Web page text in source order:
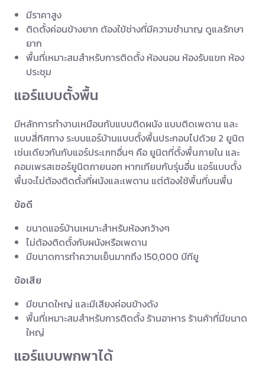
มีราคาสูง
ติดตั้งค่อนข้างยาก ต้องใข้ช่างที่มีความชำนาญ ดูแลรักษา
ยาก
พื้นที่เหมาะสมสำหรับการติดตั้ง ห้องนอน ห้องรับแขก ห้อง
ประชุม
แอร์แบบตั้งพื้น
มีหลักการทำงานเหมือนกับแบบติดผนัง แบบติดเพดาน และ
แบบสี่ทิศทาง ระบบแอร์บ้านแบบตั้งพื้นประกอบไปด้วย 2 ยูนิต
เช่นเดียวกันกับแอร์ประเภทอื่นๆ คือ ยูนิตที่ตั้งพื้นภายใน และ
คอมเพรสเซอร์ยูนิตภายนอก หากเทียบกับรุ่นอื่น แอร์แบบตั้ง
พื้นจะไม่ต้องติดตั้งที่ผนังและเพดาน แต่ต้องใช้พื้นที่บนพื้น
ข้อดี
ขนาดแอร์บ้านเหมาะสำหรับห้องกว้างๆ
ไม่ต้องติดตั้งกับผนังหรือเพดาน
มีขนาดการทำความเย็นมากถึง 150,000 บีทียู
ข้อเสีย
มีขนาดใหญ่ และมีเสียงค่อนข้างดัง
พื้นที่เหมาะสมสำหรับการติดตั้ง ร้านอาหาร ร้านค้าที่มีขนาด
ใหญ่
แอร์แบบพกพาได้